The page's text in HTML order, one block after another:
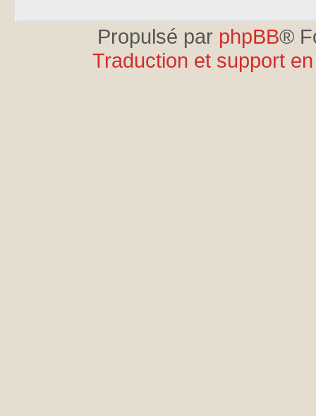
Propulsé par phpBB®
Traduction et support